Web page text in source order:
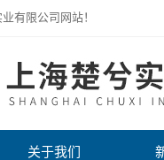
有限公司网站！
关于我们